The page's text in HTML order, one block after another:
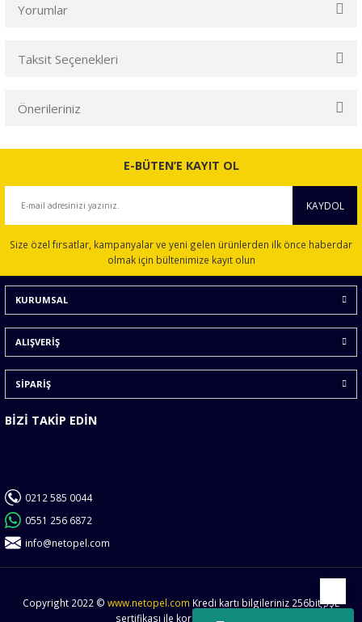
Yorumlar
Taksit Seçenekleri
Önerileriniz
Bu ürünün fiyat bilgisi, resim, ürün açıklamalarında ve diğer
konularda yetersiz gördüğünüz noktaları öneri formunu
Ürün açıklamasında eksik bilgiler bulunuyor.
Ürün bilgilerinde hatalar bulunuyor.
Ürün fiyatı diğer sitelerden daha pahalı.
Bu ürüne benzer farklı alternatifler olmalı.
E-BÜTEN’E KAYIT OL
KAYDOL
Size özel fırsatlar, kampanyalar ve yeni gelen ürünlerden ilk önce haberdar
olmak için bültenimize kayıt olun
KURUMSAL
ALIŞVERİŞ
SİPARİŞ
BİZİ TAKİP EDİN
0212 585 0044
0551 256 6872
info@netopel.com
Copyright 2022 © www.netopel.com Kredi kartı bilgileriniz 256bit SSL
sertifikası ile korunmaktadır.
Yukarı